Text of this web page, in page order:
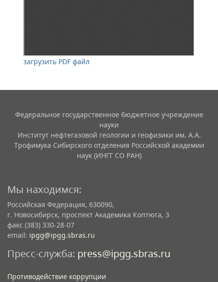
загрузить PDF файл
Федеральное государственное бюджетное учреждение
науки
Институт нефтегазовой геологии и геофизики им. А.А.
Трофимука Сибирского отделения Российской академии
наук (ИНГГ СО РАН)
Мы находимся:
Российская Федерация, 630090,
г. Новосибирск, проспект Академика Коптюга, 3
факс (383) 330-28-07
email: ipgg@ipgg.sbras.ru
Пресс-служба: press@ipgg.sbras.ru
Противодействие коррупции